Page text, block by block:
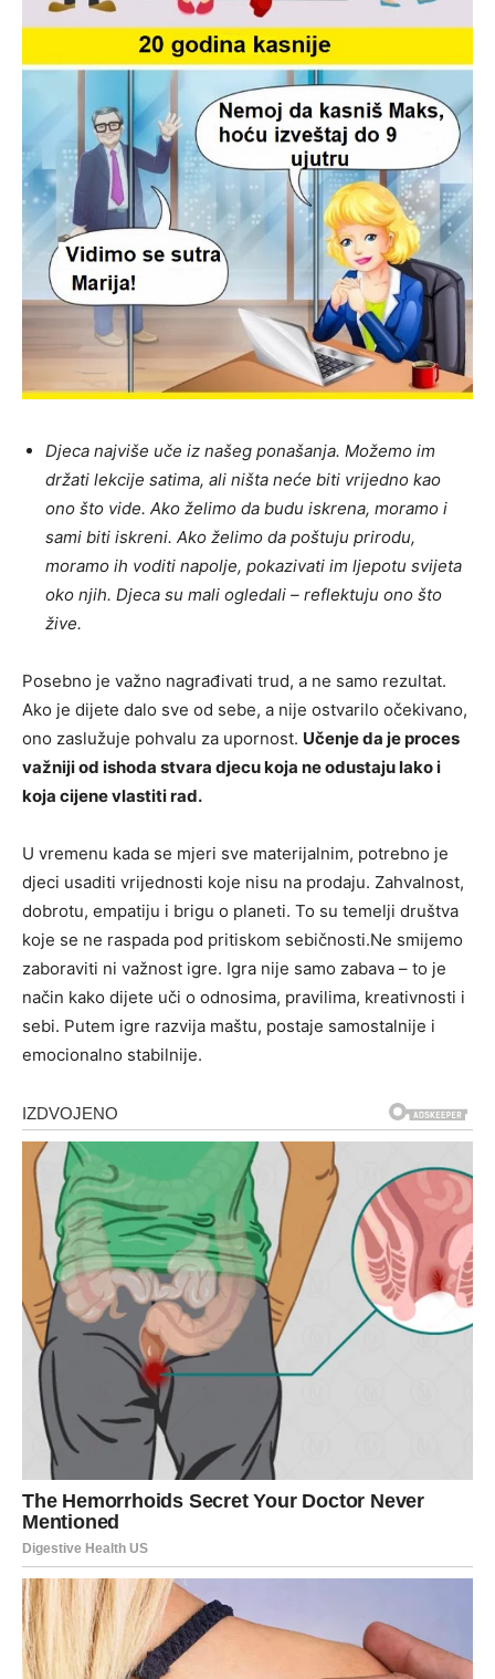
Djeca najviše uče iz našeg ponašanja. Možemo im
držati lekcije satima, ali ništa neće biti vrijedno kao
ono što vide. Ako želimo da budu iskrena, moramo i
sami biti iskreni. Ako želimo da poštuju prirodu,
moramo ih voditi napolje, pokazivati im ljepotu svijeta
oko njih. Djeca su mali ogledali – reflektuju ono što
žive.
Posebno je važno nagrađivati trud, a ne samo rezultat.
Ako je dijete dalo sve od sebe, a nije ostvarilo očekivano,
ono zaslužuje pohvalu za upornost. Učenje da je proces
važniji od ishoda stvara djecu koja ne odustaju lako i
koja cijene vlastiti rad.
U vremenu kada se mjeri sve materijalnim, potrebno je
djeci usaditi vrijednosti koje nisu na prodaju. Zahvalnost,
dobrotu, empatiju i brigu o planeti. To su temelji društva
koje se ne raspada pod pritiskom sebičnosti.Ne smijemo
zaboraviti ni važnost igre. Igra nije samo zabava – to je
način kako dijete uči o odnosima, pravilima, kreativnosti i
sebi. Putem igre razvija maštu, postaje samostalnije i
emocionalno stabilnije.